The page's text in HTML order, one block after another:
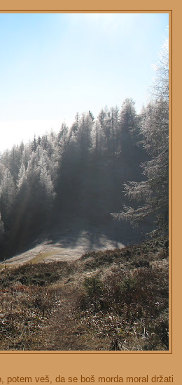
potem veš, da se boš morda moral držati